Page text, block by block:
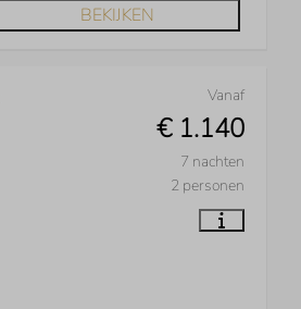
BEKIJKEN
Vanaf
€ 1.140
7 nachten
2 personen